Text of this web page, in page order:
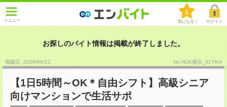
メニュー
0
気になる！ ログイン
お探しのバイト情報は掲載が終了しました。
掲載日 :2026/06/12 No.NCK横浜_01YKH
【1日5時間～OK＊自由シフト】高級シニア
向けマンションで生活サポ